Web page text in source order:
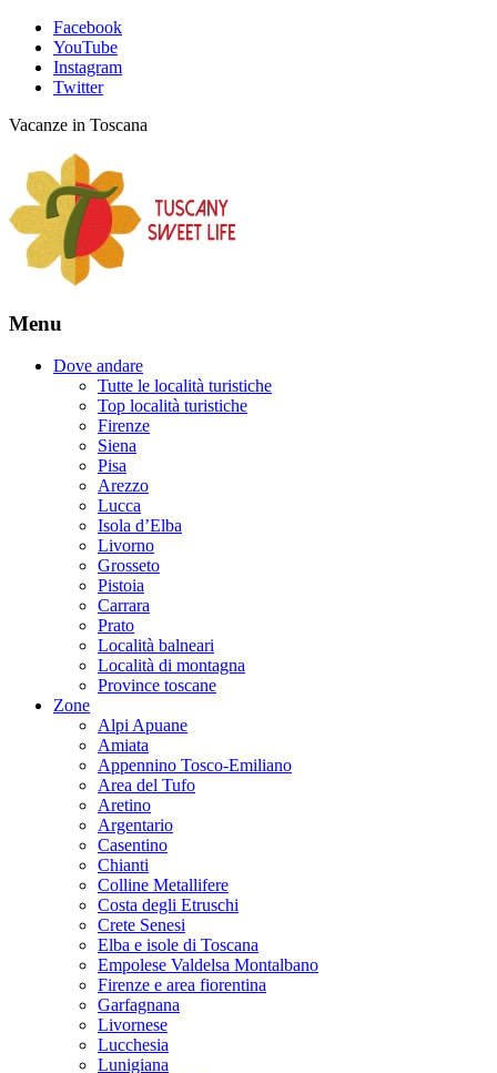
Facebook
YouTube
Instagram
Twitter
Vacanze in Toscana
Menu
Dove andare
Tutte le località turistiche
Top località turistiche
Firenze
Siena
Pisa
Arezzo
Lucca
Isola d’Elba
Livorno
Grosseto
Pistoia
Carrara
Prato
Località balneari
Località di montagna
Province toscane
Zone
Alpi Apuane
Amiata
Appennino Tosco-Emiliano
Area del Tufo
Aretino
Argentario
Casentino
Chianti
Colline Metallifere
Costa degli Etruschi
Crete Senesi
Elba e isole di Toscana
Empolese Valdelsa Montalbano
Firenze e area fiorentina
Garfagnana
Livornese
Lucchesia
Lunigiana